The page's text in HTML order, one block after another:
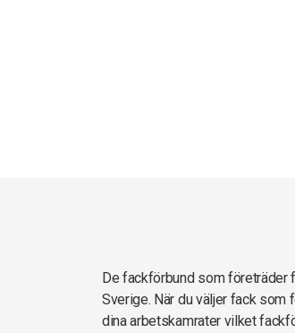
De fackförbund som företräder
Sverige. När du väljer fack som
dina arbetskamrater vilket